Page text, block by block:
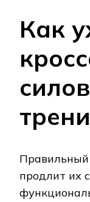
Как
Правильный
продлит их